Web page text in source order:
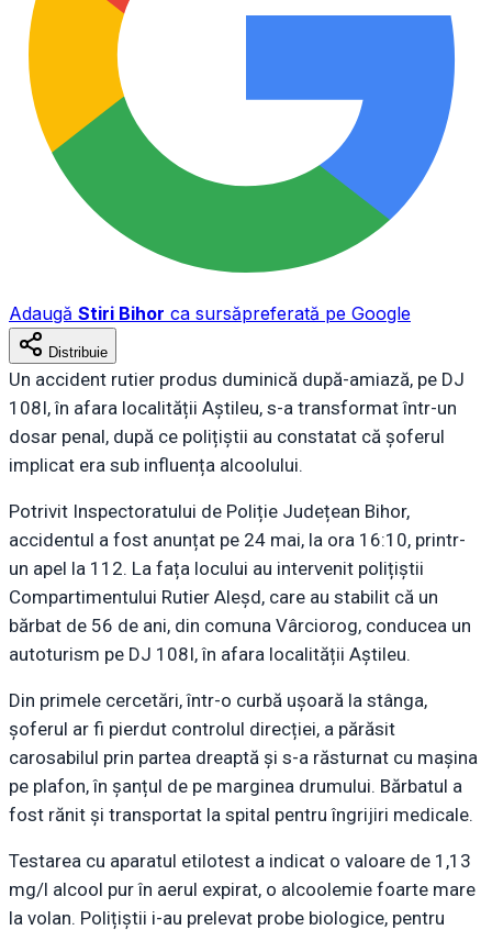
Adaugă Stiri Bihor ca sursăpreferată pe Google
Distribuie
Un accident rutier produs duminică după-amiază, pe DJ
108I, în afara localității Aștileu, s-a transformat într-un
dosar penal, după ce polițiștii au constatat că șoferul
implicat era sub influența alcoolului.
Potrivit Inspectoratului de Poliție Județean Bihor,
accidentul a fost anunțat pe 24 mai, la ora 16:10, printr-
un apel la 112. La fața locului au intervenit polițiștii
Compartimentului Rutier Aleșd, care au stabilit că un
bărbat de 56 de ani, din comuna Vârciorog, conducea un
autoturism pe DJ 108I, în afara localității Aștileu.
Din primele cercetări, într-o curbă ușoară la stânga,
șoferul ar fi pierdut controlul direcției, a părăsit
carosabilul prin partea dreaptă și s-a răsturnat cu mașina
pe plafon, în șanțul de pe marginea drumului. Bărbatul a
fost rănit și transportat la spital pentru îngrijiri medicale.
Testarea cu aparatul etilotest a indicat o valoare de 1,13
mg/l alcool pur în aerul expirat, o alcoolemie foarte mare
la volan. Polițiștii i-au prelevat probe biologice, pentru